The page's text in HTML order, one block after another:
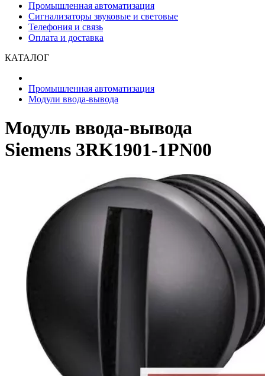
Промышленная автоматизация
Сигнализаторы звуковые и световые
Телефония и связь
Оплата и доставка
КАТАЛОГ
Промышленная автоматизация
Модули ввода-вывода
Модуль ввода-вывода
Siemens 3RK1901-1PN00